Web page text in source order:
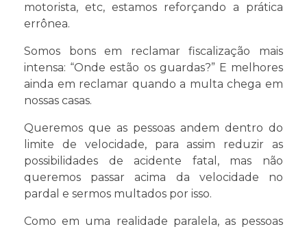
motorista, etc, estamos reforçando a prática
errônea.
Somos bons em reclamar fiscalização mais
intensa: “Onde estão os guardas?” E melhores
ainda em reclamar quando a multa chega em
nossas casas.
Queremos que as pessoas andem dentro do
limite de velocidade, para assim reduzir as
possibilidades de acidente fatal, mas não
queremos passar acima da velocidade no
pardal e sermos multados por isso.
Como em uma realidade paralela, as pessoas